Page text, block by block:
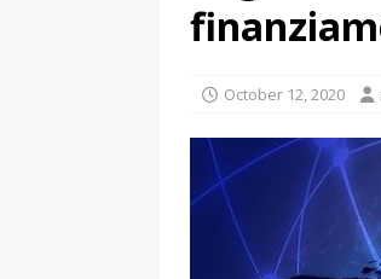
October 12, 2020